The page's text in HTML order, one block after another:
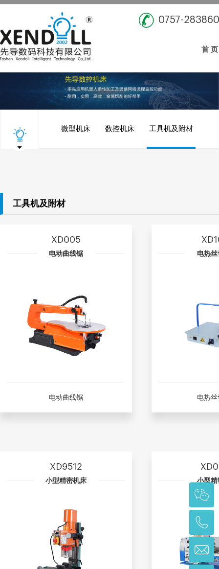
0757-
首 页
微型机床 数控机床 工具机及附材
工具机及附材
XD005
电动曲线锯
电动曲线锯
电热
电热
XD9512
小型精密机床 小型精